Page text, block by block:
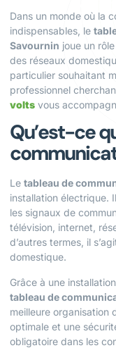
Dans un monde où la
indispensables, le
Savournin joue un
des réseaux
particulier souhaitant
professionnel
volts vous
Qu’est-ce
Le tableau de
installation électrique.
les signaux de
télévision, internet,
d’autres termes, il
domestique.
Grâce à une
tableau de
meilleure organisation
optimale et une
obligatoire dans les